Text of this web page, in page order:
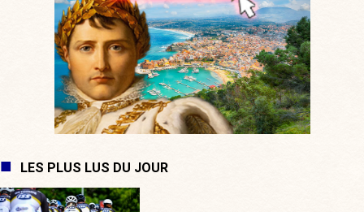
LES PLUS LUS DU JOUR